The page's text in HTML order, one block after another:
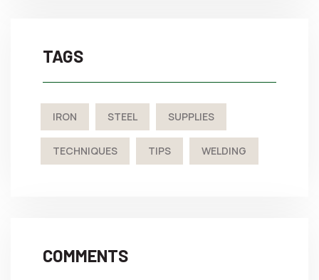
TAGS
IRON STEEL SUPPLIES
TECHNIQUES TIPS WELDING
COMMENTS